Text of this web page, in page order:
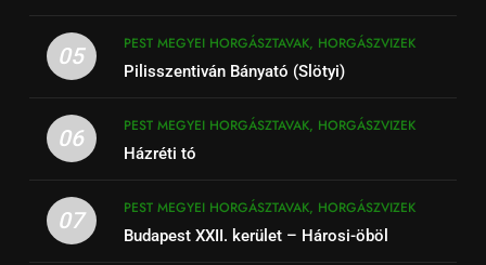
05
PEST MEGYEI HORGÁSZTAVAK, HORGÁSZVIZEK
Pilisszentiván Bányató (Slötyi)
06
PEST MEGYEI HORGÁSZTAVAK, HORGÁSZVIZEK
Házréti tó
07
PEST MEGYEI HORGÁSZTAVAK, HORGÁSZVIZEK
Budapest XXII. kerület – Hárosi-öböl